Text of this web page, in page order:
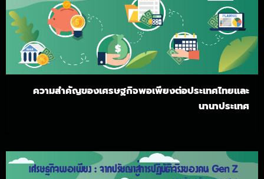
ความสำคัญของเศรษฐกิจพอเพียงต่อประเทศไทยและ
นานาประเทศ